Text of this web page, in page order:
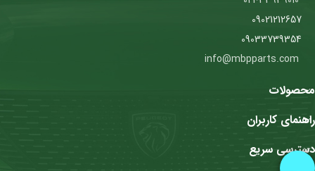
09021212657
09033739354
محصولات
راهنمای کاربران
دسترسی سریع